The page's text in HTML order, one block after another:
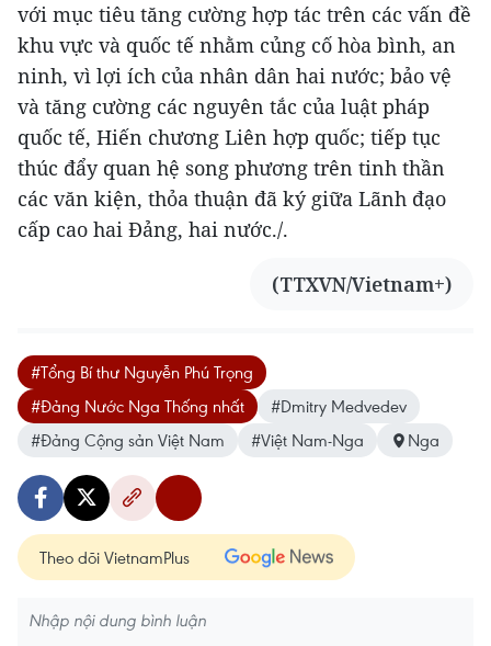
với mục tiêu tăng cường hợp tác trên các vấn đề
khu vực và quốc tế nhằm củng cố hòa bình, an
ninh, vì lợi ích của nhân dân hai nước; bảo vệ
và tăng cường các nguyên tắc của luật pháp
quốc tế, Hiến chương Liên hợp quốc; tiếp tục
thúc đẩy quan hệ song phương trên tinh thần
các văn kiện, thỏa thuận đã ký giữa Lãnh đạo
cấp cao hai Đảng, hai nước./.
(TTXVN/Vietnam+)
#Tổng Bí thư Nguyễn Phú Trọng
#Đảng Nước Nga Thống nhất
#Dmitry Medvedev
#Đảng Cộng sản Việt Nam
#Việt Nam-Nga Nga
Theo dõi VietnamPlus